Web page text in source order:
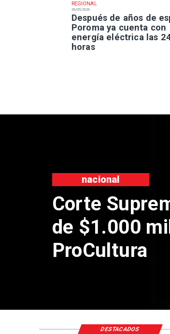
REGIONAL
26/05/2026
Después de años de
Poroma ya cuenta con
energía eléctrica las
horas
Corte
de $1.000
ProCultura
nacional
DESTACADOS